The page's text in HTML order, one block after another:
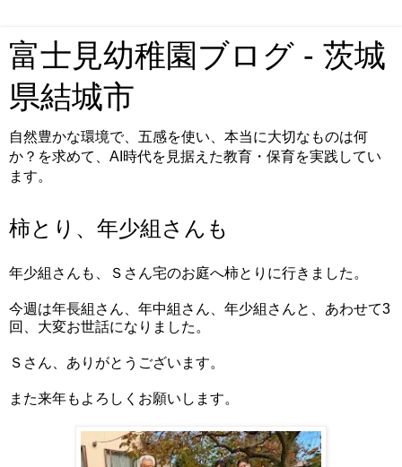
富士見幼稚園ブログ - 茨城
県結城市
自然豊かな環境で、五感を使い、本当に大切なものは何
か？を求めて、AI時代を見据えた教育・保育を実践してい
ます。
柿とり、年少組さんも
年少組さんも、Ｓさん宅のお庭へ柿とりに行きました。
今週は年長組さん、年中組さん、年少組さんと、あわせて3
回、大変お世話になりました。
Ｓさん、ありがとうございます。
また来年もよろしくお願いします。